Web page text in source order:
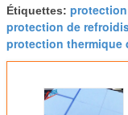
Étiquettes:
protection de
protection thermique